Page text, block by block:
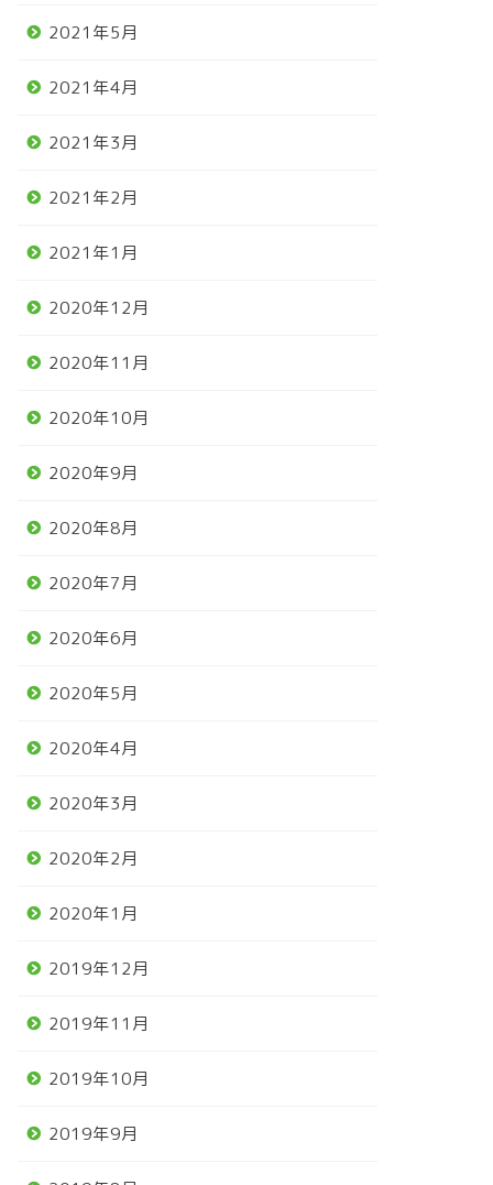
2021年5月
2021年4月
2021年3月
2021年2月
2021年1月
2020年12月
2020年11月
2020年10月
2020年9月
2020年8月
2020年7月
2020年6月
2020年5月
2020年4月
2020年3月
2020年2月
2020年1月
2019年12月
2019年11月
2019年10月
2019年9月